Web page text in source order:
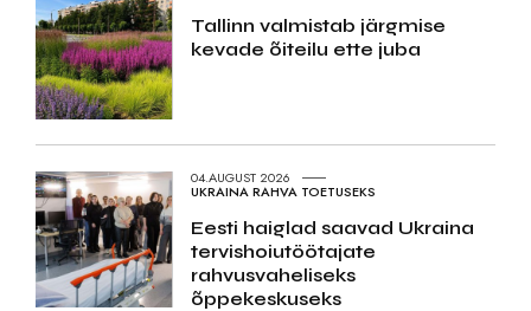
Tallinn valmistab järgmise
kevade õiteilu ette juba
04.AUGUST 2026
UKRAINA RAHVA TOETUSEKS
Eesti haiglad saavad Ukraina
tervishoiutöötajate
rahvusvaheliseks
õppekeskuseks